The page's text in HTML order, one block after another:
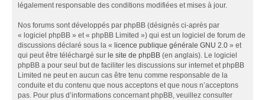
légalement responsable des conditions modifiées et mises à jour.
Nos forums sont développés par phpBB (désignés ci-après par
« logiciel phpBB » et « phpBB Limited ») qui est un logiciel de forum de
discussions déclaré sous la « licence publique générale GNU 2.0 » et
qui peut être téléchargé sur le site de phpBB (en anglais). Le logiciel
phpBB a pour seul but de faciliter les discussions sur internet et phpBB
Limited ne peut en aucun cas être tenu comme responsable de la
conduite et du contenu que nous acceptons et que nous n’acceptons
pas. Pour plus d’informations concernant phpBB, veuillez consulter